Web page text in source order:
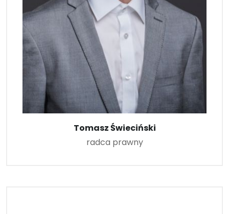
Tomasz Świeciński
radca prawny